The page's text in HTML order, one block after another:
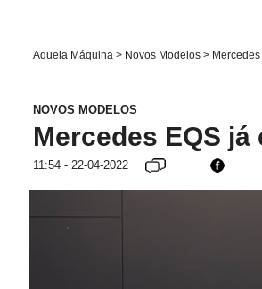
Aquela Máquina > Novos Modelos >
NOVOS MODELOS
Mercedes EQS
11:54 - 22-04-2022